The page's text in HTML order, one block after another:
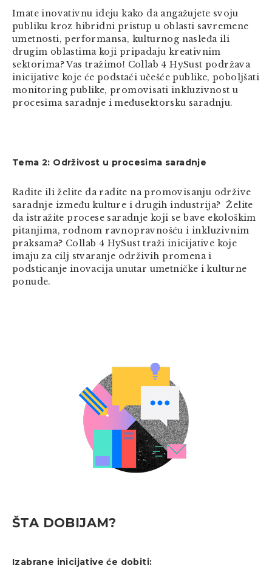
Imate inovativnu ideju kako da angažujete svoju
publiku kroz hibridni pristup u oblasti savremene
umetnosti, performansa, kulturnog nasleđa ili
drugim oblastima koji pripadaju kreativnim
sektorima? Vas tražimo! Collab 4 HySust podržava
inicijative koje će podstaći učešće publike, poboljšati
monitoring publike, promovisati inkluzivnost u
procesima saradnje i međusektorsku saradnju.
Tema 2: Održivost u procesima saradnje
Radite ili želite da radite na promovisanju održive
saradnje između kulture i drugih industrija? Želite
da istražite procese saradnje koji se bave ekološkim
pitanjima, rodnom ravnopravnošću i inkluzivnim
praksama? Collab 4 HySust traži inicijative koje
imaju za cilj stvaranje održivih promena i
podsticanje inovacija unutar umetničke i kulturne
ponude.
ŠTA DOBIJAM?
Izabrane inicijative će dobiti: